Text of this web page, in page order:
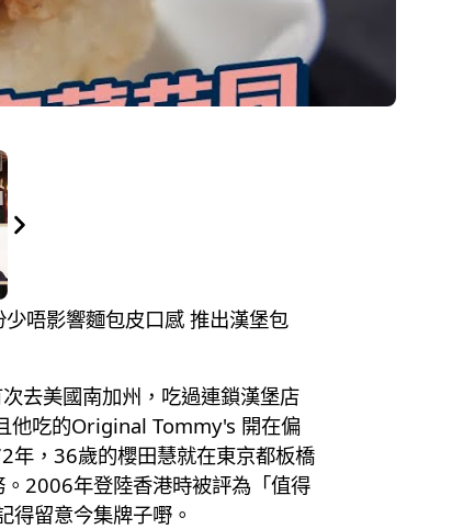
唔影響麵包皮口感 推出漢堡包
去美國南加州，吃過連鎖漢堡店
他吃的Original Tommy's 開在偏
年，36歲的櫻田慧就在東京都板橋
2006年登陸香港時被評為「值得
留意今集牌子嘢。